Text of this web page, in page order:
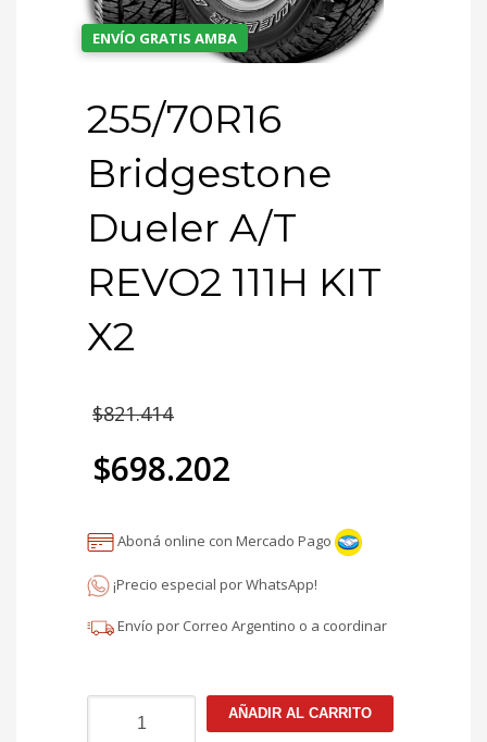
ENVÍO GRATIS AMBA
255/70R16
Bridgestone
Dueler A/T
REVO2 111H KIT
X2
$821.414
precio
era:
$821.414.
$698.202
precio
actual
es:
$698.202.
Aboná online con Mercado Pago
¡Precio especial por WhatsApp!
Envío por Correo Argentino o a coordinar
Bridgestone
AÑADIR AL CARRITO